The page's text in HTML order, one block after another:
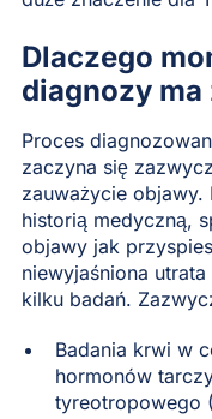
Dlaczego
diagnozy
Proces
zaczyna się
zauważycie
historią medyczną,
objawy jak
niewyjaśniona
kilku badań.
Badania krwi w
hormonów
tyreotropowego